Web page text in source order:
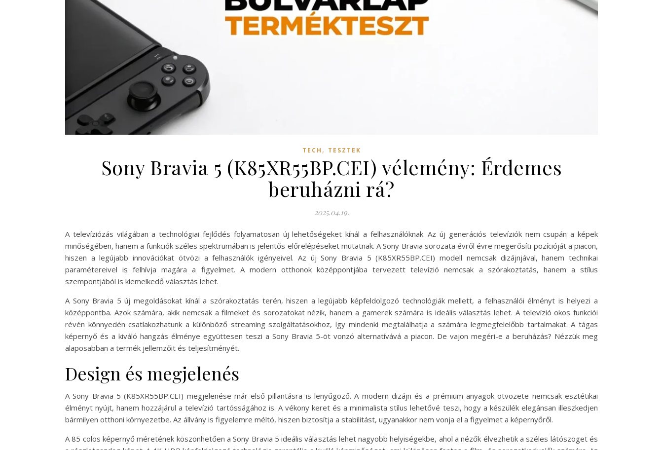
TECH , TESZTEK
Sony Bravia 5 (K85XR55BP.CEI) vélemény: Érdemes
beruházni rá?
2025.04.19.
A televíziózás világában a technológiai fejlődés folyamatosan új lehetőségeket kínál a felhasználóknak. Az új generációs televíziók nem csupán a képek
minőségében, hanem a funkciók széles spektrumában is jelentős előrelépéseket mutatnak. A Sony Bravia sorozata évről évre megerősíti pozícióját a piacon,
hiszen a legújabb innovációkat ötvözi a felhasználók igényeivel. Az új Sony Bravia 5 (K85XR55BP.CEI) modell nemcsak dizájnjával, hanem technikai
paramétereivel is felhívja magára a figyelmet. A modern otthonok középpontjába tervezett televízió nemcsak a szórakoztatás, hanem a stílus
szempontjából is kiemelkedő választás lehet.
A Sony Bravia 5 új megoldásokat kínál a szórakoztatás terén, hiszen a legújabb képfeldolgozó technológiák mellett, a felhasználói élményt is helyezi a
középpontba. Azok számára, akik nemcsak a filmeket és sorozatokat nézik, hanem a gamerek számára is ideális választás lehet. A televízió okos funkciói
révén könnyedén csatlakozhatunk a különböző streaming szolgáltatásokhoz, így mindenki megtalálhatja a számára legmegfelelőbb tartalmakat. A tágas
képernyő és a kiváló hangzás élménye együttesen teszi a Sony Bravia 5-öt vonzó alternatívává a piacon. De vajon megéri-e a beruházás? Nézzük meg
alaposabban a termék jellemzőit és teljesítményét.
Design és megjelenés
A Sony Bravia 5 (K85XR55BP.CEI) megjelenése már első pillantásra is lenyűgöző. A modern dizájn és a prémium anyagok ötvözete nemcsak esztétikai
élményt nyújt, hanem hozzájárul a televízió tartósságához is. A vékony keret és a minimalista stílus lehetővé teszi, hogy a készülék elegánsan illeszkedjen
bármilyen otthoni környezetbe. Az állvány is figyelemre méltó, hiszen biztosítja a stabilitást, ugyanakkor nem vonja el a figyelmet a képernyőről.
A 85 colos képernyő méretének köszönhetően a Sony Bravia 5 ideális választás lehet nagyobb helyiségekbe, ahol a nézők élvezhetik a széles látószöget és